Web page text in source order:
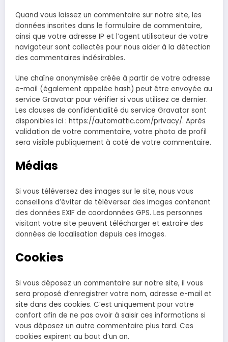
Quand vous laissez un commentaire sur notre site, les
données inscrites dans le formulaire de commentaire,
ainsi que votre adresse IP et l’agent utilisateur de votre
navigateur sont collectés pour nous aider à la détection
des commentaires indésirables.
Une chaîne anonymisée créée à partir de votre adresse
e-mail (également appelée hash) peut être envoyée au
service Gravatar pour vérifier si vous utilisez ce dernier.
Les clauses de confidentialité du service Gravatar sont
disponibles ici : https://automattic.com/privacy/. Après
validation de votre commentaire, votre photo de profil
sera visible publiquement à coté de votre commentaire.
Médias
Si vous téléversez des images sur le site, nous vous
conseillons d’éviter de téléverser des images contenant
des données EXIF de coordonnées GPS. Les personnes
visitant votre site peuvent télécharger et extraire des
données de localisation depuis ces images.
Cookies
Si vous déposez un commentaire sur notre site, il vous
sera proposé d’enregistrer votre nom, adresse e-mail et
site dans des cookies. C’est uniquement pour votre
confort afin de ne pas avoir à saisir ces informations si
vous déposez un autre commentaire plus tard. Ces
cookies expirent au bout d’un an.